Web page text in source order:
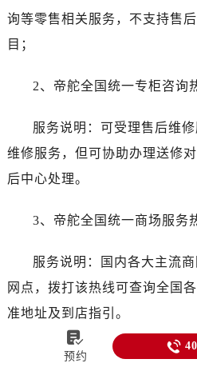
询等零售相关服务，不支持售
目；
2、帝舵全国统一专柜咨询
服务说明：可受理售后维
维修服务，但可协助办理送修
后中心处理。
3、帝舵全国统一商场服务
服务说明：国内各大主流
网点，拨打该热线可查询全国
准地址及到店指引。
4、帝舵全国统一官方售后

预约
